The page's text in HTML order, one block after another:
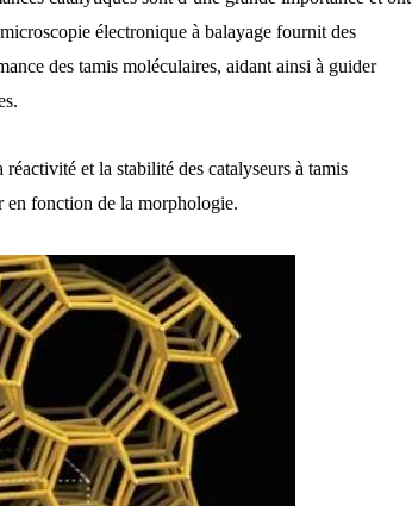
électronique à balayage fournit des
des tamis moléculaires, aidant ainsi à guider
et la stabilité des catalyseurs à tamis
en fonction de la morphologie.